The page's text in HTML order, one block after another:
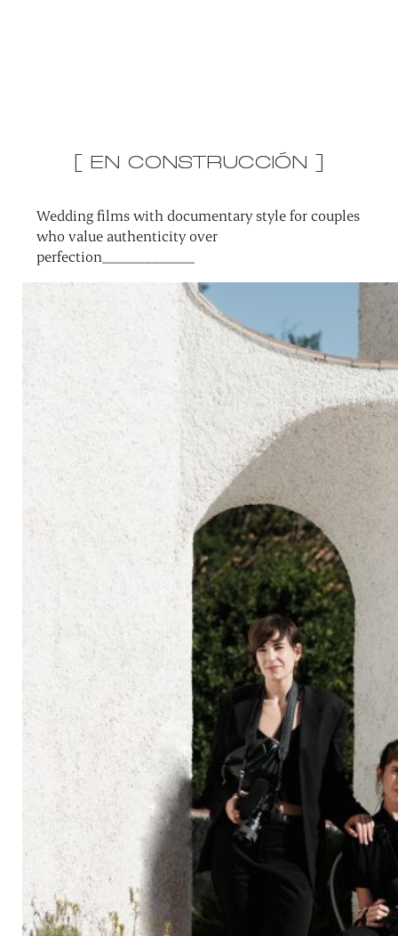
[ EN CONSTRUCCIÓN ]
Wedding films with documentary style for couples
who value authenticity over
perfection_____________